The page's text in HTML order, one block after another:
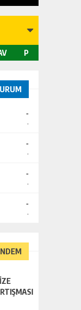
P
-
-
-
-
-
-
-
-